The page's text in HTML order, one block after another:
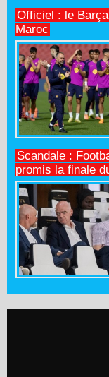
Officiel : le
Maroc
Scandale :
promis la finale